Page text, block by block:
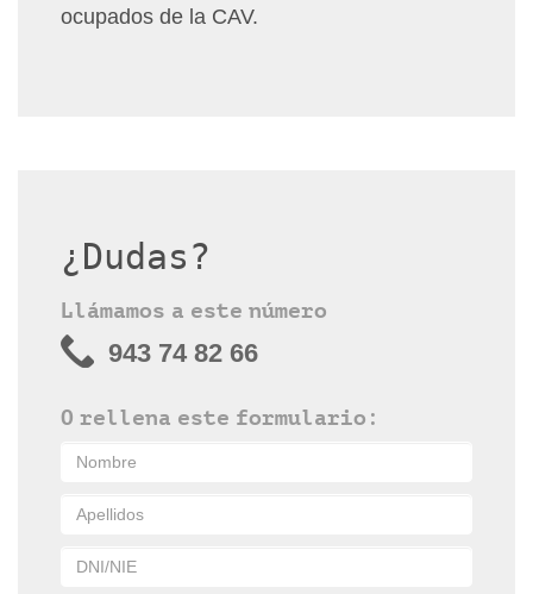
ocupados de la CAV.
¿Dudas?
Llámamos a este número
943 74 82 66
O rellena este formulario: